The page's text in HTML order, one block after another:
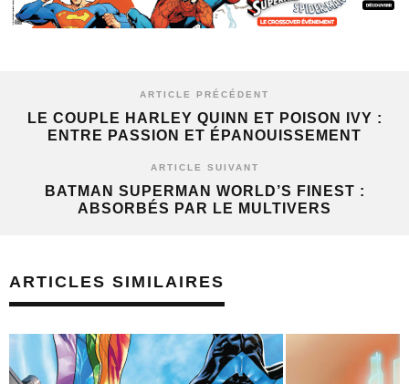
ARTICLE PRÉCÉDENT
LE COUPLE HARLEY QUINN ET POISON IVY :
ENTRE PASSION ET ÉPANOUISSEMENT
ARTICLE SUIVANT
BATMAN SUPERMAN WORLD’S FINEST :
ABSORBÉS PAR LE MULTIVERS
ARTICLES SIMILAIRES